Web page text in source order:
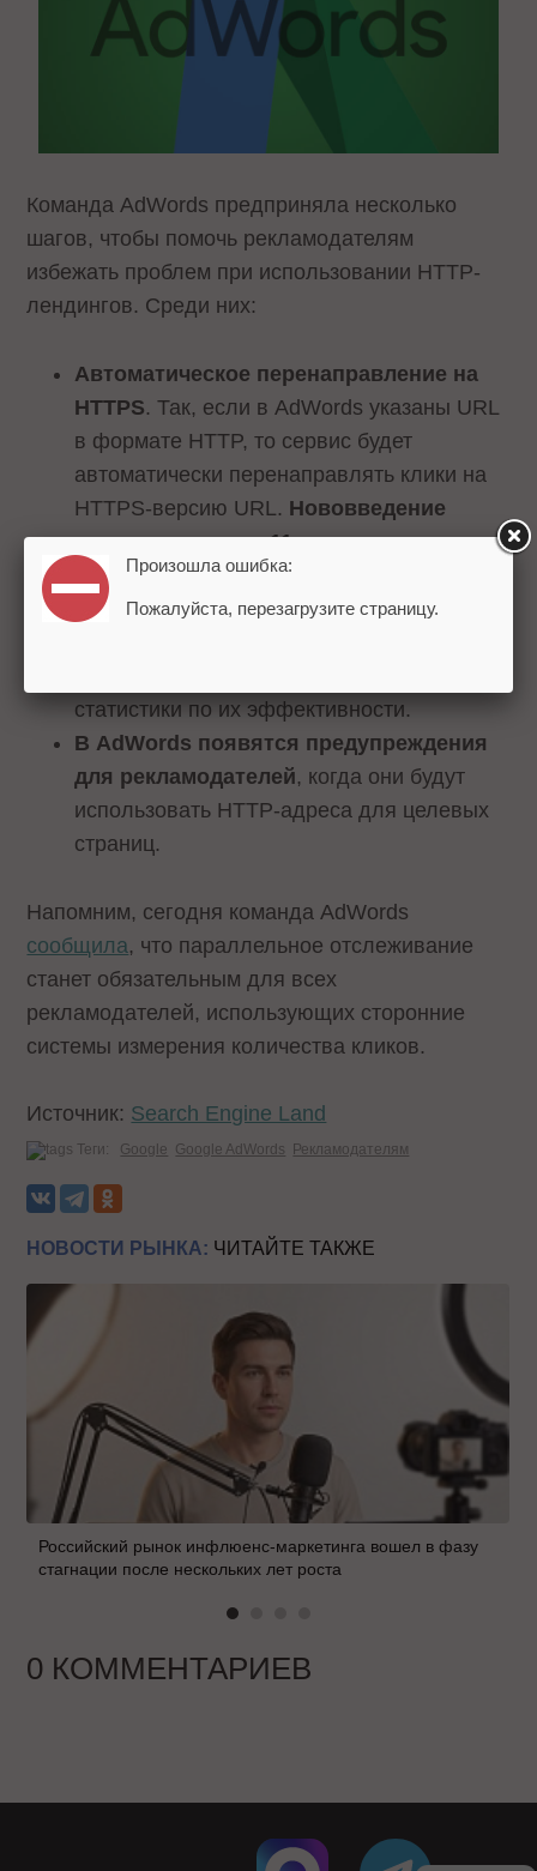
Команда AdWords предприняла несколько
шагов, чтобы помочь рекламодателям
избежать проблем при использовании HTTP-
лендингов. Среди них:
Автоматическое перенаправление на
HTTPS. Так, если в AdWords указаны URL
в формате HTTP, то сервис будет
автоматически перенаправлять клики на
HTTPS-версию URL. Нововведение
вступает в силу с 11 июня.
История версий объявления
разделе рекламодатели смогут менять
статистики по их эффективности.
В AdWords появятся предупреждения
для рекламодателей, когда они будут
использовать HTTP-адреса для целевых
страниц.
Напомним, сегодня команда AdWords
сообщила, что параллельное отслеживание
станет обязательным для всех
рекламодателей, использующих сторонние
системы измерения количества кликов.
Источник: Search Engine Land
Теги: Google Google AdWords Рекламодателям
НОВОСТИ РЫНКА: ЧИТАЙТЕ ТАКЖЕ
Российский рынок инфлюенс-маркетинга вошел в фазу
стагнации после нескольких лет роста
0 КОММЕНТАРИЕВ
Произошла ошибка:
Пожалуйста, перезагрузите страницу.